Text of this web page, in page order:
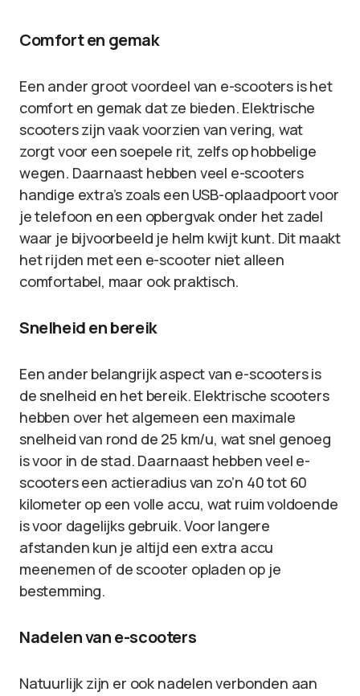
Comfort en gemak
Een ander groot voordeel van e-scooters is het
comfort en gemak dat ze bieden. Elektrische
scooters zijn vaak voorzien van vering, wat
zorgt voor een soepele rit, zelfs op hobbelige
wegen. Daarnaast hebben veel e-scooters
handige extra’s zoals een USB-oplaadpoort voor
je telefoon en een opbergvak onder het zadel
waar je bijvoorbeeld je helm kwijt kunt. Dit maakt
het rijden met een e-scooter niet alleen
comfortabel, maar ook praktisch.
Snelheid en bereik
Een ander belangrijk aspect van e-scooters is
de snelheid en het bereik. Elektrische scooters
hebben over het algemeen een maximale
snelheid van rond de 25 km/u, wat snel genoeg
is voor in de stad. Daarnaast hebben veel e-
scooters een actieradius van zo’n 40 tot 60
kilometer op een volle accu, wat ruim voldoende
is voor dagelijks gebruik. Voor langere
afstanden kun je altijd een extra accu
meenemen of de scooter opladen op je
bestemming.
Nadelen van e-scooters
Natuurlijk zijn er ook nadelen verbonden aan